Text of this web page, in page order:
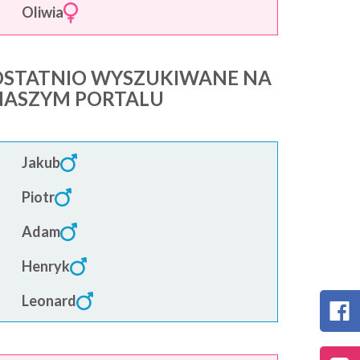
Oliwia
WYSZUKIWANE NA
PORTALU
Jakub
Piotr
Adam
Henryk
Leonard